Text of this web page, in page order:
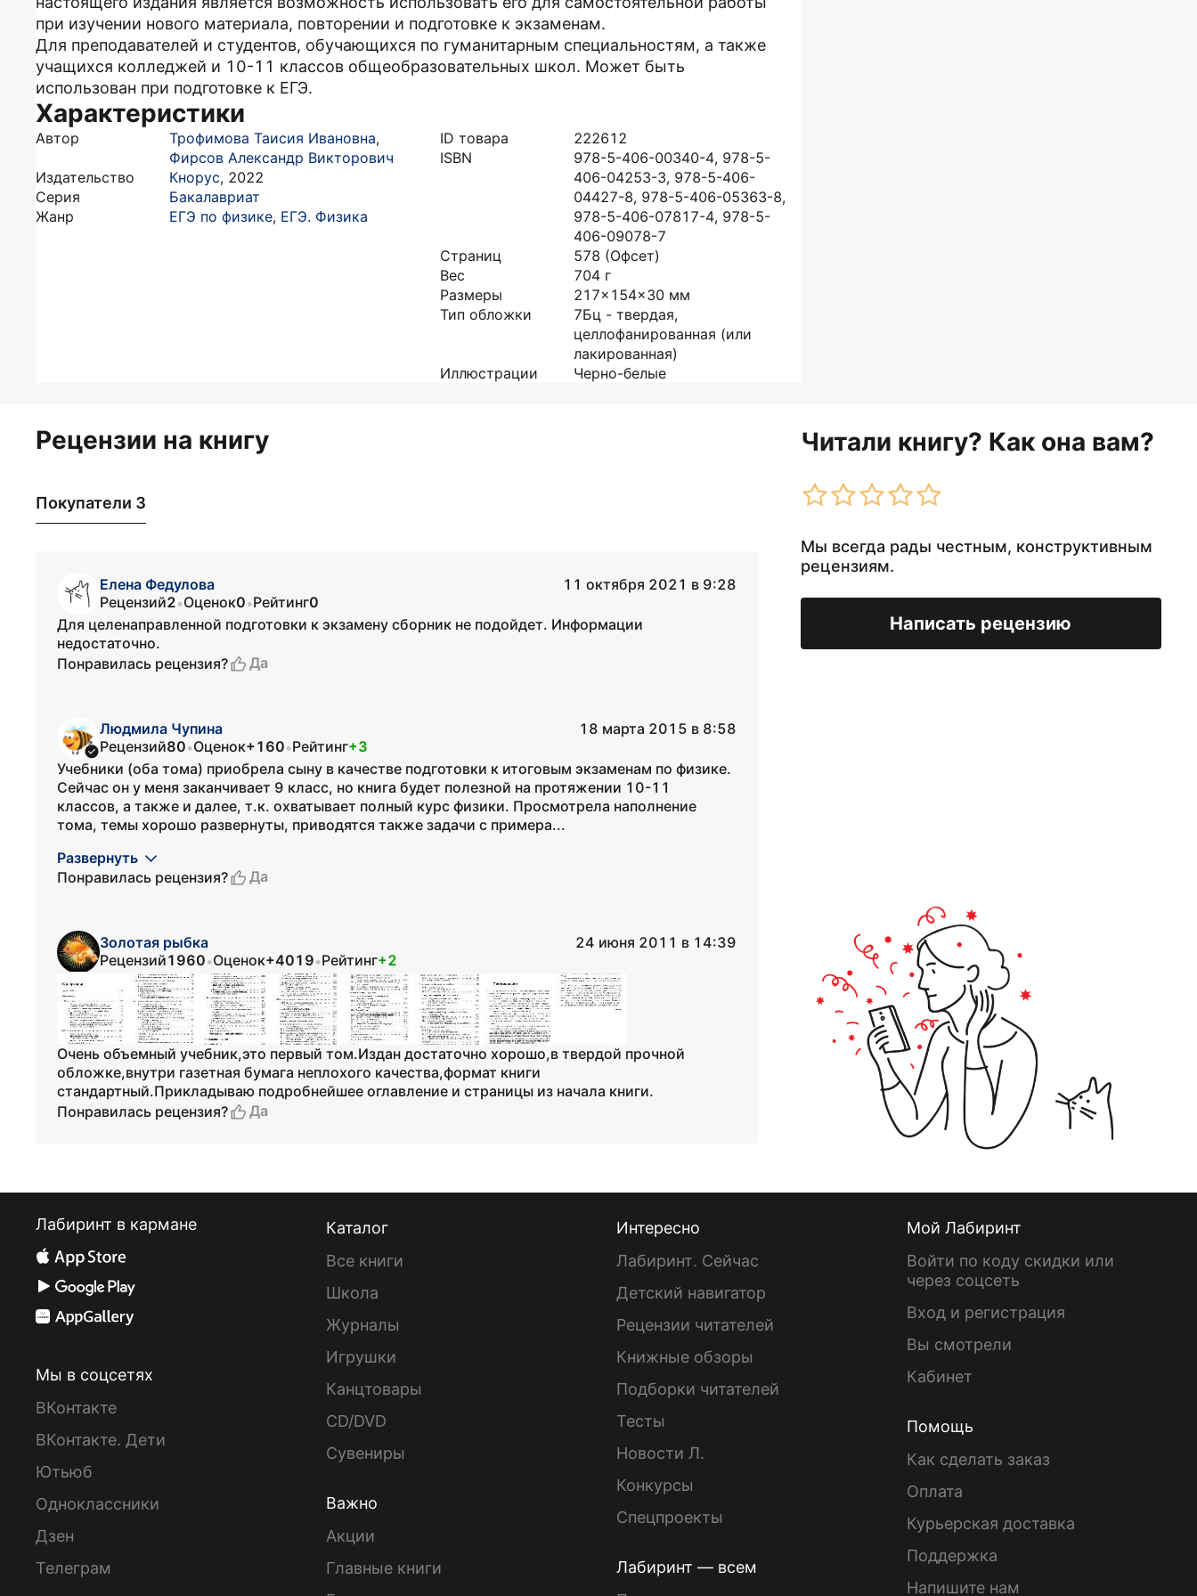
при изучении нового материала, повторении и подготовке к экзаменам.
Для преподавателей и студентов, обучающихся по гуманитарным специальностям, а также
учащихся колледжей и 10-11 классов общеобразовательных школ. Может быть
использован при подготовке к ЕГЭ.
Характеристики
Автор Трофимова Таисия Ивановна,
Фирсов Александр Викторович
Издательство
Кнорус, 2022
Серия
Бакалавриат
Жанр
ЕГЭ по физике, ЕГЭ. Физика
ID товара
222612
ISBN
978-5-406-00340-4, 978-5-
406-04253-3, 978-5-406-
04427-8, 978-5-406-05363-8,
978-5-406-07817-4, 978-5-
406-09078-7
Страниц
578 (Офсет)
Вес
704 г
Размеры
217x154x30 мм
Тип обложки
7Бц - твердая,
целлофанированная (или
лакированная)
Иллюстрации
Черно-белые
Рецензии на книгу Читали книгу? Как она вам?
Мы всегда рады честным, конструктивным
рецензиям.
Написать рецензию
Покупатели 3
Елена Федулова
11 октября 2021 в 9:28
Рецензий2•Оценок0•Рейтинг0
Для целенаправленной подготовки к экзамену сборник не подойдет. Информации
недостаточно.
Понравилась рецензия?
Да
Людмила Чупина
18 марта 2015 в 8:58
Рецензий80•Оценок+160•Рейтинг+3
Учебники (оба тома) приобрела сыну в качестве подготовки к итоговым экзаменам по физике.
Сейчас он у меня заканчивает 9 класс, но книга будет полезной на протяжении 10-11
классов, а также и далее, т.к. охватывает полный курс физики. Просмотрела наполнение
тома, темы хорошо развернуты, приводятся также задачи с примера...
Развернуть
Понравилась рецензия?
Да
Золотая рыбка
24 июня 2011 в 14:39
Рецензий1960•Оценок+4019•Рейтинг+2
Очень объемный учебник,это первый том.Издан достаточно хорошо,в твердой прочной
обложке,внутри газетная бумага неплохого качества,формат книги
стандартный.Прикладываю подробнейшее оглавление и страницы из начала книги.
Понравилась рецензия?
Да
Лабиринт в кармане
Мы в соцсетях
ВКонтакте
ВКонтакте. Дети
Ютьюб
Одноклассники
Дзен
Телеграм
Каталог
Все книги
Школа
Журналы
Игрушки
Канцтовары
CD/DVD
Сувениры
Важно
Акции
Главные книги
Интересно
Лабиринт. Сейчас
Детский навигатор
Рецензии читателей
Книжные обзоры
Подборки читателей
Тесты
Новости Л.
Конкурсы
Спецпроекты
Лабиринт — всем
Мой Лабиринт
Войти по коду скидки или
через соцсеть
Вход и регистрация
Вы смотрели
Кабинет
Помощь
Как сделать заказ
Оплата
Курьерская доставка
Поддержка
Напишите нам